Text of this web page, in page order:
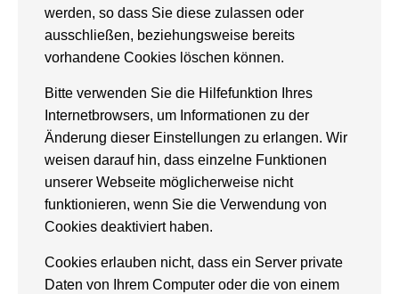
werden, so dass Sie diese zulassen oder
ausschließen, beziehungsweise bereits
vorhandene Cookies löschen können.
Bitte verwenden Sie die Hilfefunktion Ihres
Internetbrowsers, um Informationen zu der
Änderung dieser Einstellungen zu erlangen. Wir
weisen darauf hin, dass einzelne Funktionen
unserer Webseite möglicherweise nicht
funktionieren, wenn Sie die Verwendung von
Cookies deaktiviert haben.
Cookies erlauben nicht, dass ein Server private
Daten von Ihrem Computer oder die von einem